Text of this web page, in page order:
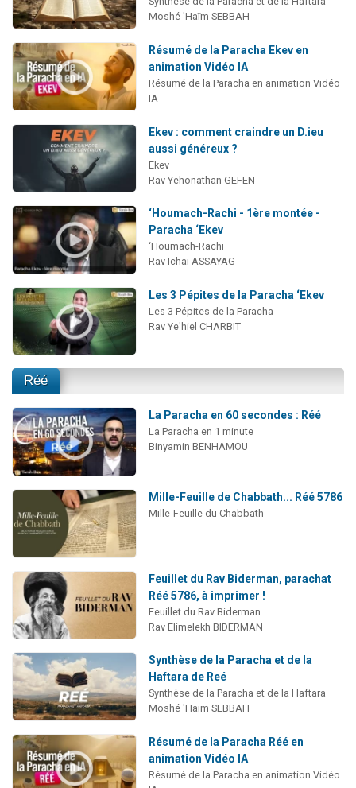
Moshé 'Haïm SEBBAH
Résumé de la Paracha Ekev en
animation Vidéo IA
Résumé de la Paracha en animation Vidéo
IA
Ekev : comment craindre un D.ieu
aussi généreux ?
Ekev
Rav Yehonathan GEFEN
‘Houmach-Rachi - 1ère montée -
Paracha ‘Ekev
‘Houmach-Rachi
Rav Ichaï ASSAYAG
Les 3 Pépites de la Paracha ‘Ekev
Les 3 Pépites de la Paracha
Rav Ye'hiel CHARBIT
Réé
La Paracha en 60 secondes : Réé
La Paracha en 1 minute
Binyamin BENHAMOU
Mille-Feuille de Chabbath... Réé 5786
Mille-Feuille du Chabbath
Feuillet du Rav Biderman, parachat
Réé 5786, à imprimer !
Feuillet du Rav Biderman
Rav Elimelekh BIDERMAN
Synthèse de la Paracha et de la
Haftara de Reé
Synthèse de la Paracha et de la Haftara
Moshé 'Haïm SEBBAH
Résumé de la Paracha Réé en
animation Vidéo IA
Résumé de la Paracha en animation Vidéo